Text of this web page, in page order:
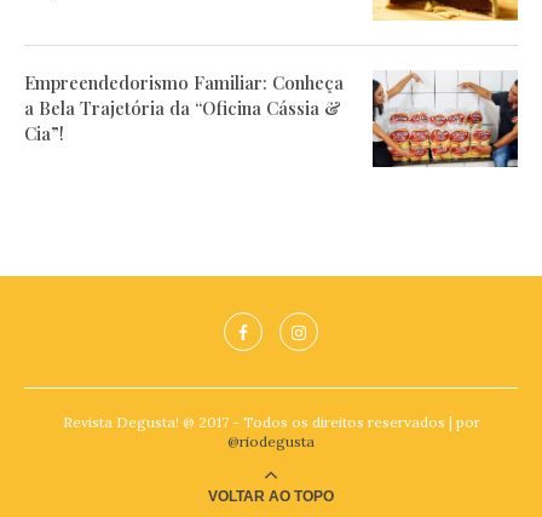
Empreendedorismo Familiar: Conheça
a Bela Trajetória da “Oficina Cássia &
Cia”!
Revista Degusta! @ 2017 - Todos os direitos reservados | por
@riodegusta
VOLTAR AO TOPO